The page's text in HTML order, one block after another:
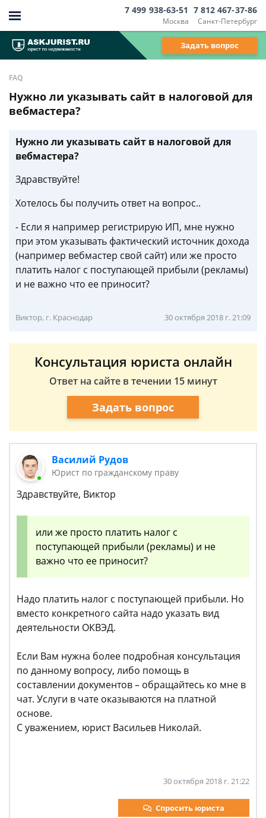
Москва
7 499 938-63-51
Санкт-Петербург
7 812 467-37-86
Задать вопрос
FAQ
Нужно ли указывать сайт в налоговой для
вебмастера?
Нужно ли указывать сайт в налоговой для
вебмастера?
Здравствуйте!
Хотелось бы получить ответ на вопрос..
- Если я например регистрирую ИП, мне нужно
при этом указывать фактический источник дохода
(например вебмастер свой сайт) или же просто
платить налог с поступающей прибыли (рекламы)
и не важно что ее приносит?
Виктор, г. Краснодар 30 октября 2018 г. 21:09
Консультация юриста онлайн
Ответ на сайте в течении 15 минут
Задать вопрос
Василий Рудов
Юрист по гражданскому праву
Здравствуйте, Виктор
или же просто платить налог с
поступающей прибыли (рекламы) и не
важно что ее приносит?
Надо платить налог с поступающей прибыли. Но
вместо конкретного сайта надо указать вид
деятельности ОКВЭД.
Если Вам нужна более подробная консультация
по данному вопросу, либо помощь в
составлении документов – обращайтесь ко мне в
чат. Услуги в чате оказываются на платной
основе.
С уважением, юрист Васильев Николай.
30 октября 2018 г. 21:22
Спросить юриста